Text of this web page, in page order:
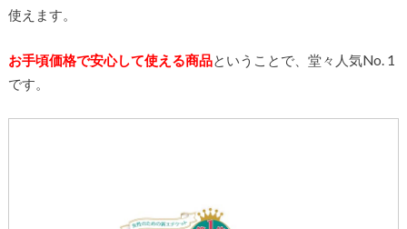
使えます。
お手頃価格で安心して使える商品ということで、堂々人気No. 1
です。